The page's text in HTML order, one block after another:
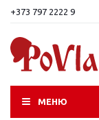
+373 797 2222 9
МЕНЮ